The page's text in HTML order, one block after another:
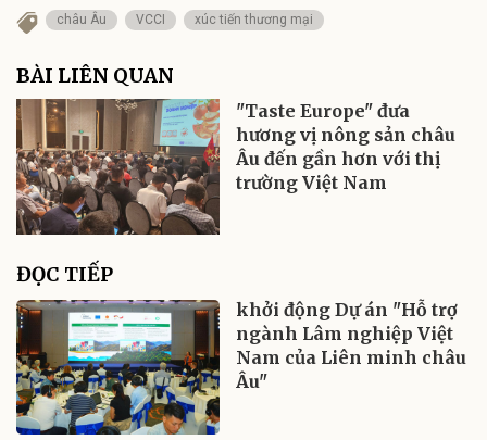
châu Âu VCCI xúc tiến thương mại
BÀI LIÊN QUAN
"Taste Europe" đưa
hương vị nông sản châu
Âu đến gần hơn với thị
trường Việt Nam
ĐỌC TIẾP
khởi động Dự án "Hỗ trợ
ngành Lâm nghiệp Việt
Nam của Liên minh châu
Âu"